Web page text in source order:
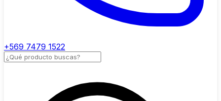
+569 7479 1522
Buscar productos